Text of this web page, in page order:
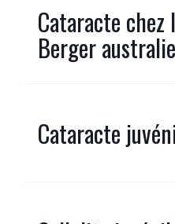
Cataracte chez
Berger
Cataracte